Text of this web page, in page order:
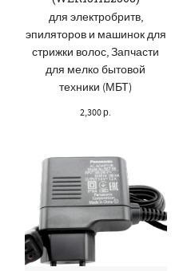
для электробритв,
эпиляторов и машинок для
стрижки волос,Запчасти
для мелко бытовой
техники (МБТ)
2,300р.